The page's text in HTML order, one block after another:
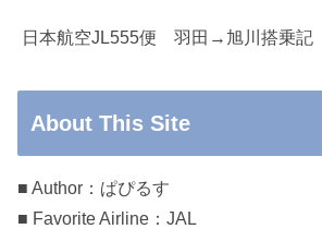
日本航空JL555便 羽田→旭川搭乗記
About This Site
■ Author：ぱぴるす
■ Favorite Airline：JAL